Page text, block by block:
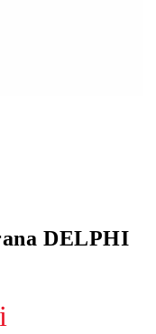
DELPHI